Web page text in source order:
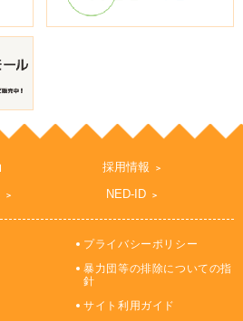
採用情報
NED-ID
プライバシーポリシー
暴力団等の排除についての指
針
サイト利用ガイド